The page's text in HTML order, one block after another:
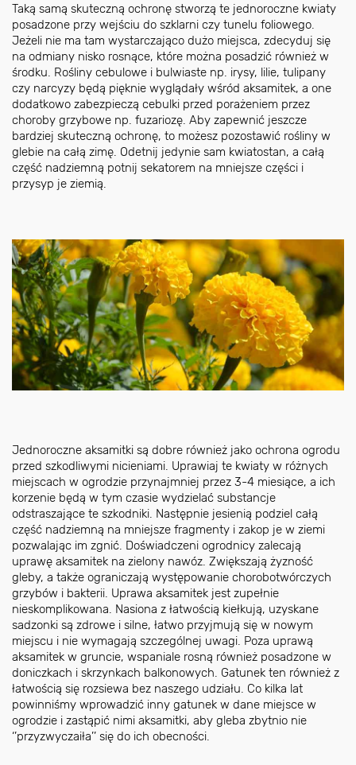
Taką samą skuteczną ochronę stworzą te jednoroczne kwiaty
posadzone przy wejściu do szklarni czy tunelu foliowego.
Jeżeli nie ma tam wystarczająco dużo miejsca, zdecyduj się
na odmiany nisko rosnące, które można posadzić również w
środku. Rośliny cebulowe i bulwiaste np. irysy, lilie, tulipany
czy narcyzy będą pięknie wyglądały wśród aksamitek, a one
dodatkowo zabezpieczą cebulki przed porażeniem przez
choroby grzybowe np. fuzariozę. Aby zapewnić jeszcze
bardziej skuteczną ochronę, to możesz pozostawić rośliny w
glebie na całą zimę. Odetnij jedynie sam kwiatostan, a całą
część nadziemną potnij sekatorem na mniejsze części i
przysyp je ziemią.
Jednoroczne aksamitki są dobre również jako ochrona ogrodu
przed szkodliwymi nicieniami. Uprawiaj te kwiaty w różnych
miejscach w ogrodzie przynajmniej przez 3-4 miesiące, a ich
korzenie będą w tym czasie wydzielać substancje
odstraszające te szkodniki. Następnie jesienią podziel całą
część nadziemną na mniejsze fragmenty i zakop je w ziemi
pozwalając im zgnić. Doświadczeni ogrodnicy zalecają
uprawę aksamitek na zielony nawóz. Zwiększają żyzność
gleby, a także ograniczają występowanie chorobotwórczych
grzybów i bakterii. Uprawa aksamitek jest zupełnie
nieskomplikowana. Nasiona z łatwością kiełkują, uzyskane
sadzonki są zdrowe i silne, łatwo przyjmują się w nowym
miejscu i nie wymagają szczególnej uwagi. Poza uprawą
aksamitek w gruncie, wspaniale rosną również posadzone w
doniczkach i skrzynkach balkonowych. Gatunek ten również z
łatwością się rozsiewa bez naszego udziału. Co kilka lat
powinniśmy wprowadzić inny gatunek w dane miejsce w
ogrodzie i zastąpić nimi aksamitki, aby gleba zbytnio nie
‘’przyzwyczaiła’’ się do ich obecności.